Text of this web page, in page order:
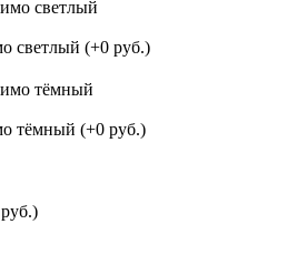
светлый (+0 руб.)
тёмный (+0 руб.)